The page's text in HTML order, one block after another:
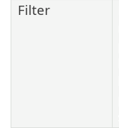
Filter